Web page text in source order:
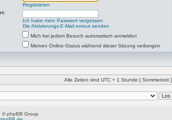
Registrieren
Ich habe mein Passwort vergessen
Die Aktivierungs-E-Mail erneut senden
Mich bei jedem Besuch automatisch anmelden
Meinen Online-Status während dieser Sitzung verbergen
Alle Zeiten sind UTC + 1 Stunde [ Sommerzeit ]
© phpBB Group